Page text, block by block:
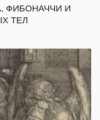
ФИБОНАЧЧИ И
ТЕЛ